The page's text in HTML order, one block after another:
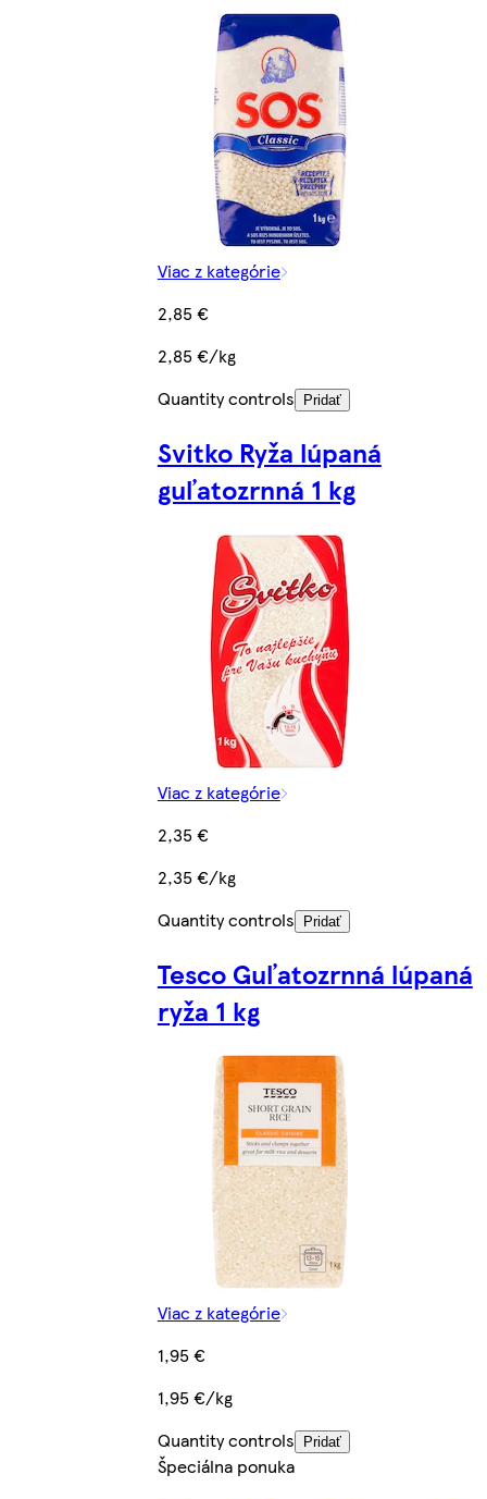
Viac z kategórie
2,85 €
2,85 €/kg
Quantity controls
Pridať
Svitko Ryža lúpaná
guľatozrnná 1 kg
Viac z kategórie
2,35 €
2,35 €/kg
Quantity controls
Pridať
Tesco Guľatozrnná lúpaná
ryža 1 kg
Viac z kategórie
1,95 €
1,95 €/kg
Quantity controls
Pridať
Špeciálna ponuka